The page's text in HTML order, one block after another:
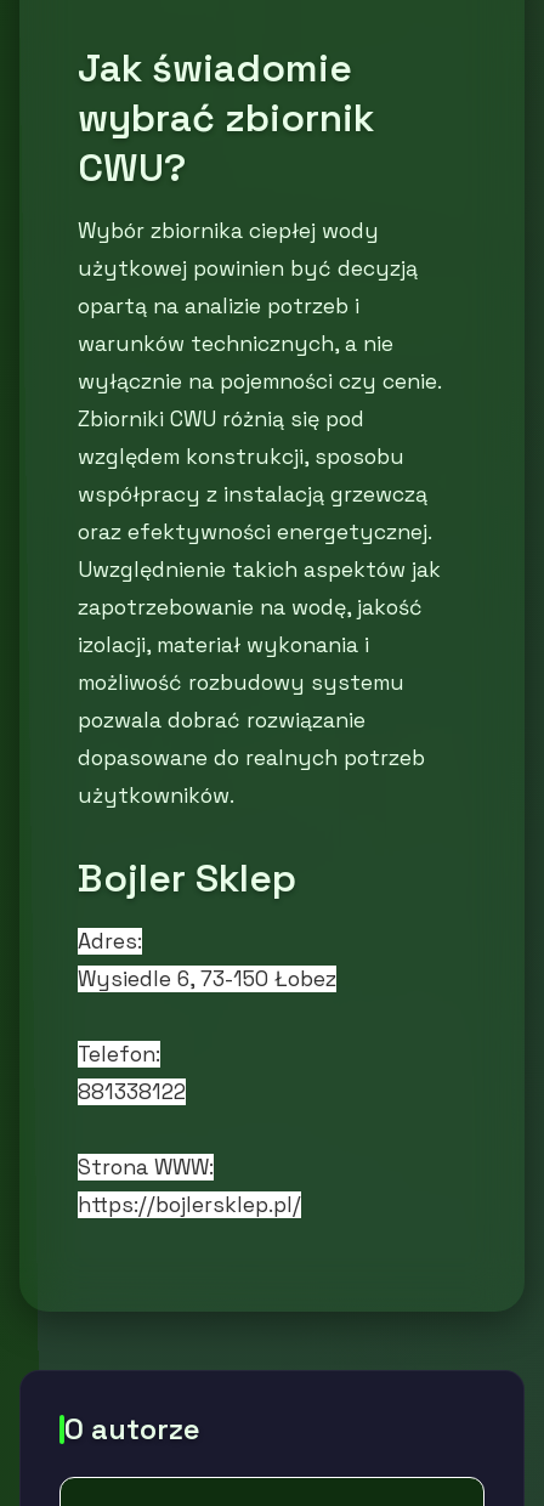
Jak świadomie
wybrać zbiornik
CWU?
Wybór zbiornika ciepłej wody
użytkowej powinien być decyzją
opartą na analizie potrzeb i
warunków technicznych, a nie
wyłącznie na pojemności czy cenie.
Zbiorniki CWU różnią się pod
względem konstrukcji, sposobu
współpracy z instalacją grzewczą
oraz efektywności energetycznej.
Uwzględnienie takich aspektów jak
zapotrzebowanie na wodę, jakość
izolacji, materiał wykonania i
możliwość rozbudowy systemu
pozwala dobrać rozwiązanie
dopasowane do realnych potrzeb
użytkowników.
Bojler Sklep
Adres:
Wysiedle 6, 73-150 Łobez
Telefon:
881338122
Strona WWW:
https://bojlersklep.pl/
O autorze